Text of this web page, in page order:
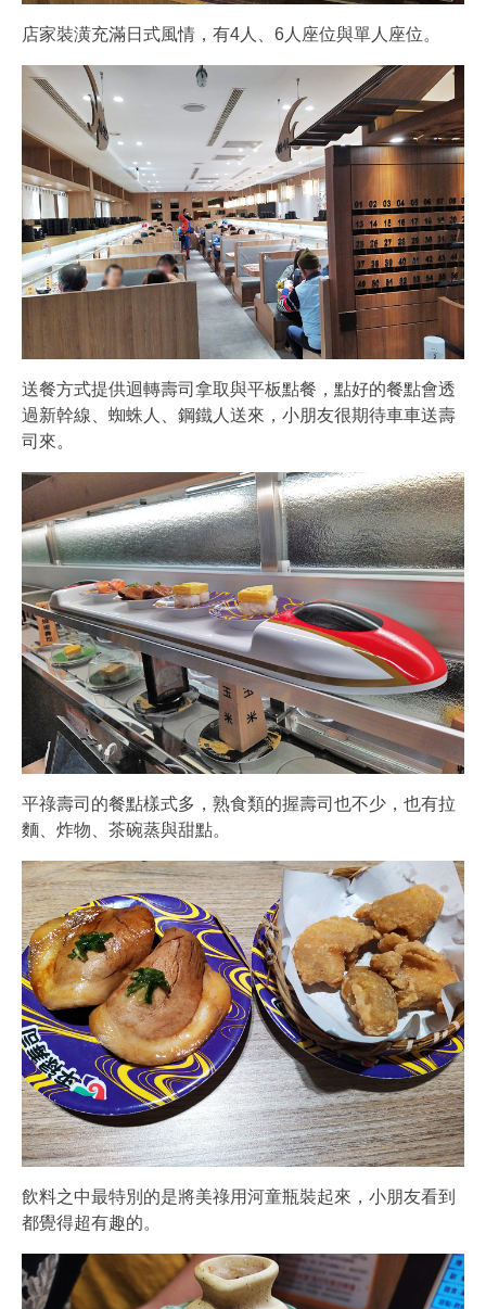
店家裝潢充滿日式風情，有4人、6人座位與單人座位。
送餐方式提供迴轉壽司拿取與平板點餐，點好的餐點會透
過新幹線、蜘蛛人、鋼鐵人送來，小朋友很期待車車送壽
司來。
平祿壽司的餐點樣式多，熟食類的握壽司也不少，也有拉
麵、炸物、茶碗蒸與甜點。
飲料之中最特別的是將美祿用河童瓶裝起來，小朋友看到
都覺得超有趣的。